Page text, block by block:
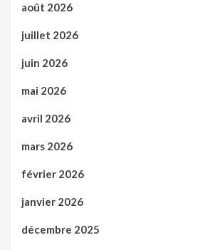
août 2026
juillet 2026
juin 2026
mai 2026
avril 2026
mars 2026
février 2026
janvier 2026
décembre 2025